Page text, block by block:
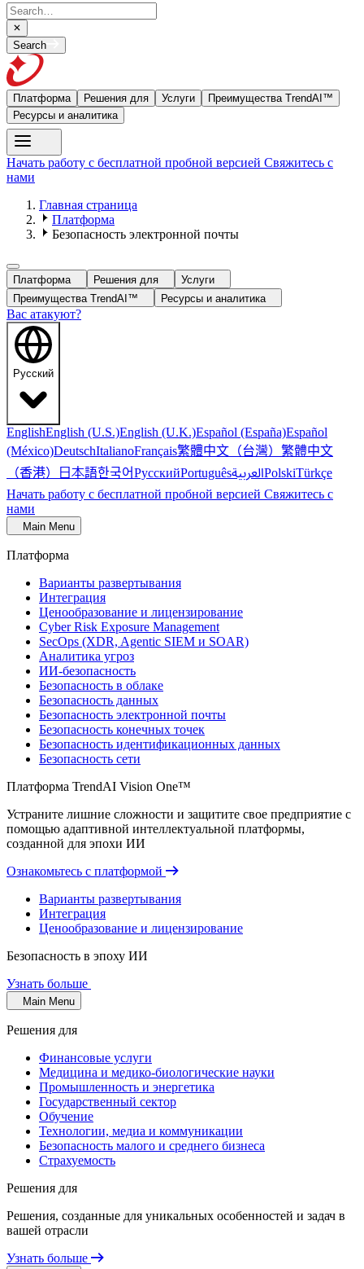
Search
Платформа Решения для Услуги
Преимущества TrendAI™
Ресурсы и аналитика
Начать работу с бесплатной пробной версией Свяжитесь с
нами
Главная страница
Платформа
Безопасность электронной почты
Платформа Решения для
Услуги
Преимущества TrendAI™
Ресурсы и аналитика
Вас атакуют?
Русский
EnglishEnglish (U.S.)English (U.K.)Español (España)Español
(México)DeutschItalianoFrançais繁體中文（台灣） 繁體中文
（香港） 日本語한국어РусскийPortuguêsالعربيةPolskiTürkçe
Начать работу с бесплатной пробной версией Свяжитесь с
нами
Main Menu
Платформа
Варианты развертывания
Интеграция
Ценообразование и лицензирование
Cyber Risk Exposure Management
SecOps (XDR, Agentic SIEM и SOAR)
Аналитика угроз
ИИ-безопасность
Безопасность в облаке
Безопасность данных
Безопасность электронной почты
Безопасность конечных точек
Безопасность идентификационных данных
Безопасность сети
Платформа TrendAI Vision One™
Устраните лишние сложности и защитите свое предприятие с
помощью адаптивной интеллектуальной платформы,
созданной для эпохи ИИ
Ознакомьтесь с платформой
Варианты развертывания
Интеграция
Ценообразование и лицензирование
Безопасность в эпоху ИИ
Узнать больше
Main Menu
Решения для
Финансовые услуги
Медицина и медико-биологические науки
Промышленность и энергетика
Государственный сектор
Обучение
Технологии, медиа и коммуникации
Безопасность малого и среднего бизнеса
Страхуемость
Решения для
Решения, созданные для уникальных особенностей и задач в
вашей отрасли
Узнать больше